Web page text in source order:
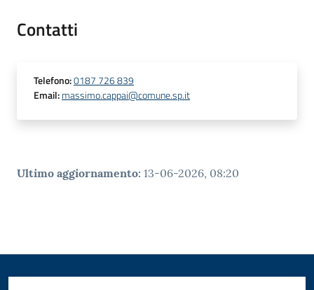
C
f
a
a
Contatti
Telefono:0187 726 839
Email:massimo.cappai@comune.sp.it
Ultimo aggiornamento: 13-06-2026, 08:20